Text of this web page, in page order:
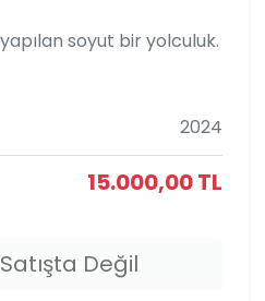
soyut bir yolculuk.
2024
15.000,00 TL
Değil